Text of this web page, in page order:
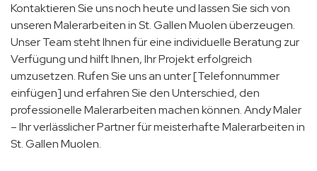
Kontaktieren Sie uns noch heute und lassen Sie sich von
unseren Malerarbeiten in St. Gallen Muolen überzeugen.
Unser Team steht Ihnen für eine individuelle Beratung zur
Verfügung und hilft Ihnen, Ihr Projekt erfolgreich
umzusetzen. Rufen Sie uns an unter [Telefonnummer
einfügen] und erfahren Sie den Unterschied, den
professionelle Malerarbeiten machen können. Andy Maler
– Ihr verlässlicher Partner für meisterhafte Malerarbeiten in
St. Gallen Muolen.